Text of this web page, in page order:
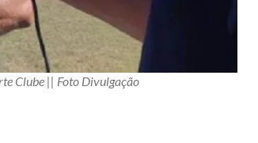
Clube || Foto Divulgação